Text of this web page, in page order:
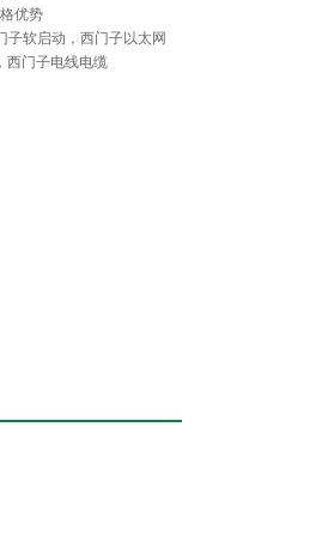
优势
子软启动，西门子以太网
西门子电线电缆